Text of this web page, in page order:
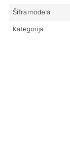
Šifra modela
Kategorija